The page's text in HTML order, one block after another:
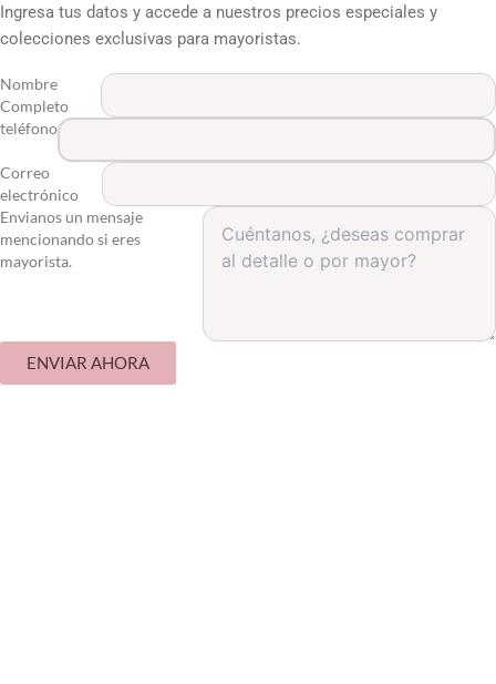
Ingresa tus datos y accede a nuestros precios especiales y
colecciones exclusivas para mayoristas.
Nombre
Completo
teléfono
Correo
electrónico
Envianos un mensaje
mencionando si eres
mayorista.
ENVIAR AHORA